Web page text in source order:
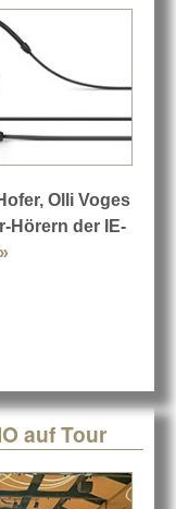
Olli Voges
Hörern der IE-
auf Tour